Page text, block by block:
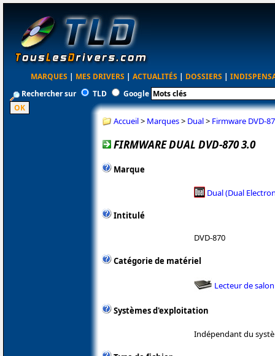
MARQUES | MES DRIVERS | ACTUALITÉS | DOSSIERS |
Rechercher sur
TLD Google
Accueil> Marques> Dual> Firmware DVD-
FIRMWARE DUAL DVD-870 3.0
Marque
Dual (Dual
Intitulé
DVD-870
Catégorie de matériel
Lecteur de salon
Systèmes d'exploitation
Indépendant du